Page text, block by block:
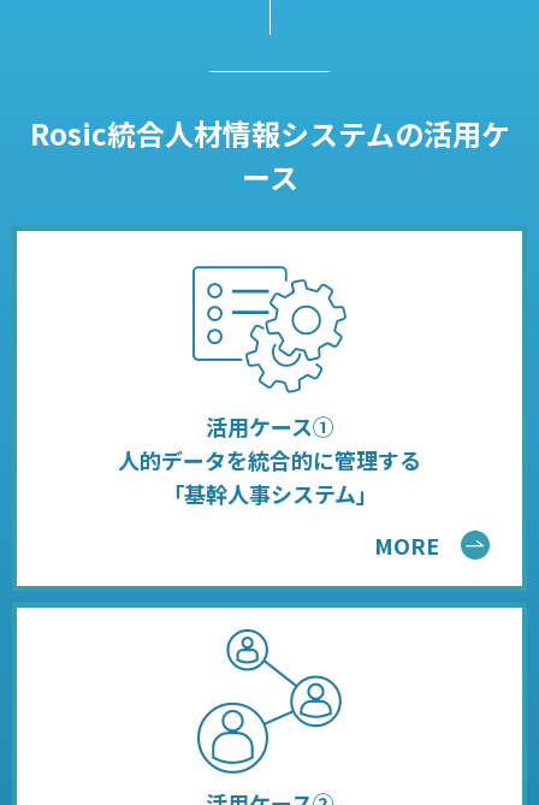
Rosic統合人材情報システムの活用ケ
ース
活用ケース①
人的データを統合的に管理する
「基幹人事システム」
MORE